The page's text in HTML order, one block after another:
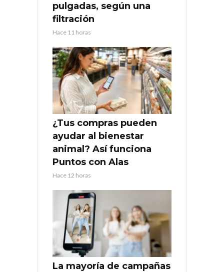
pulgadas, según una
filtración
Hace 11 horas
¿Tus compras pueden
ayudar al bienestar
animal? Así funciona
Puntos con Alas
Hace 12 horas
La mayoría de campañas